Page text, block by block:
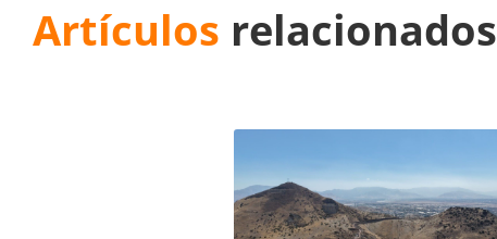
Artículos relacionados